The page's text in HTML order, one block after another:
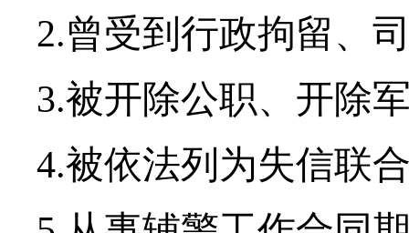
2.曾受到行政拘留、
3.被开除公职、开除
4.被依法列为失信联